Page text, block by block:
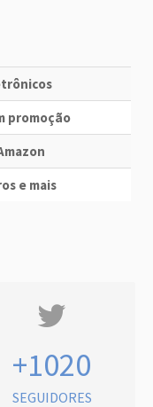
promoção
e mais
+1020
SEGUIDORES